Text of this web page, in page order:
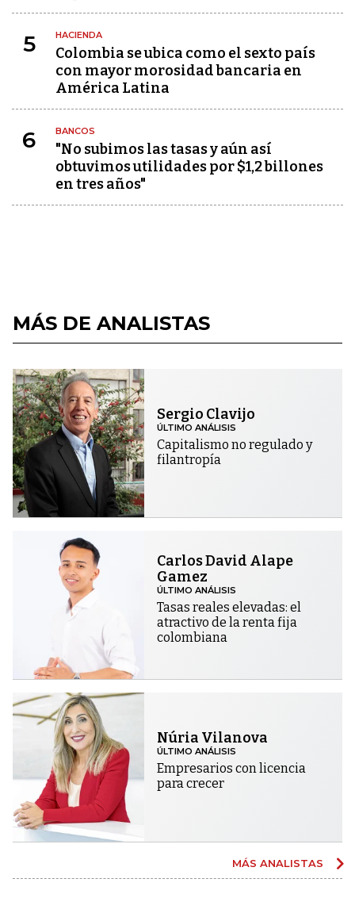
5 HACIENDA
Colombia se ubica como el sexto país
con mayor morosidad bancaria en
América Latina
6 BANCOS
"No subimos las tasas y aún así
obtuvimos utilidades por $1,2 billones
en tres años"
MÁS DE ANALISTAS
Sergio Clavijo
ÚLTIMO ANÁLISIS
Capitalismo no regulado y
filantropía
Carlos David Alape
Gamez
ÚLTIMO ANÁLISIS
Tasas reales elevadas: el
atractivo de la renta fija
colombiana
Núria Vilanova
ÚLTIMO ANÁLISIS
Empresarios con licencia
para crecer
MÁS ANALISTAS